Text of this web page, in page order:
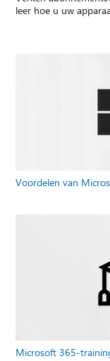
leer hoe u uw
Voordelen van
Microsoft 365-